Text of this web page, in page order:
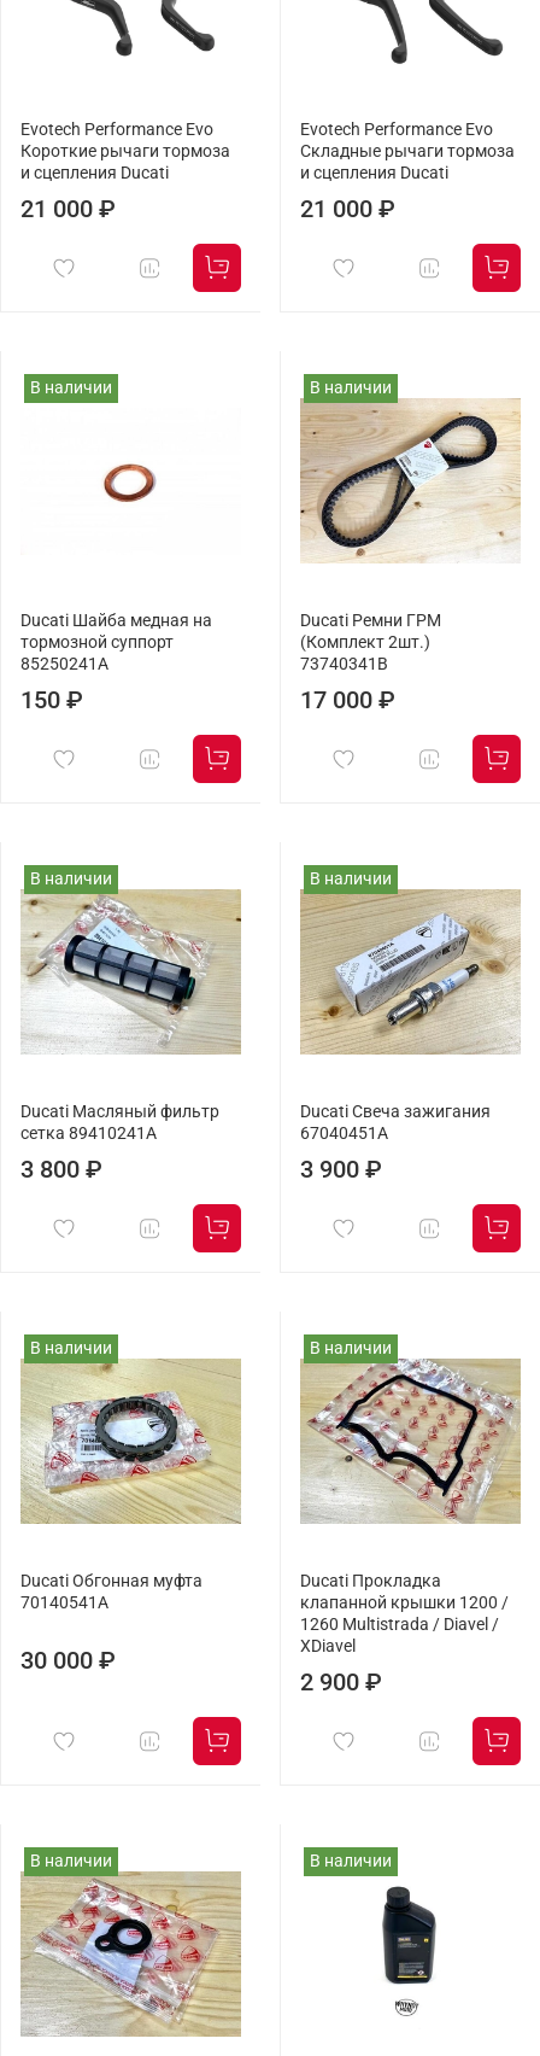
Evotech Performance Evo
Короткие рычаги тормоза
и сцепления Ducati
21 000 ₽
Evotech Performance Evo
Складные рычаги тормоза
и сцепления Ducati
21 000 ₽
В наличии
Ducati Шайба медная на
тормозной суппорт
85250241A
150 ₽
В наличии
Ducati Ремни ГРМ
(Комплект 2шт.)
73740341B
17 000 ₽
В наличии
Ducati Масляный фильтр
сетка 89410241A
3 800 ₽
В наличии
Ducati Свеча зажигания
67040451A
3 900 ₽
В наличии
Ducati Обгонная муфта
70140541A
30 000 ₽
В наличии
Ducati Прокладка
клапанной крышки 1200 /
1260 Multistrada / Diavel /
XDiavel
2 900 ₽
В наличии В наличии